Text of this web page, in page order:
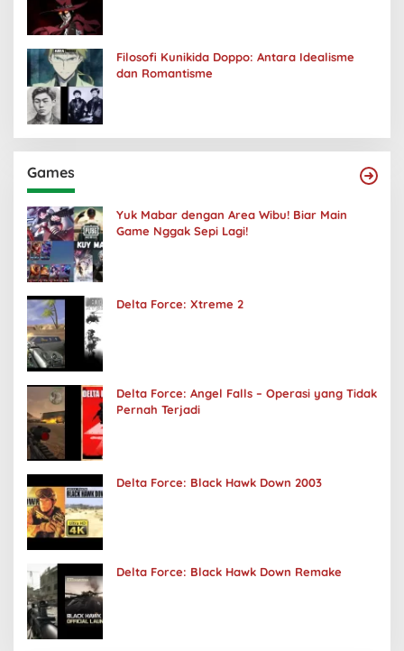
Filosofi Kunikida Doppo: Antara Idealisme
dan Romantisme
Games
Yuk Mabar dengan Area Wibu! Biar Main
Game Nggak Sepi Lagi!
Delta Force: Xtreme 2
Delta Force: Angel Falls – Operasi yang Tidak
Pernah Terjadi
Delta Force: Black Hawk Down 2003
Delta Force: Black Hawk Down Remake